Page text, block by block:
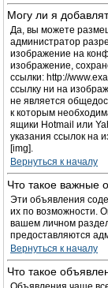
Могу ли я
Да, вы можете
администратор
изображение на
изображение,
ссылки: http://
ссылку ни на
не является
к которым
ящики Hotmail или
указания ссылок на
[img].
Вернуться к началу
Что такое важные
Эти объявления
их по возможности.
вашем личном
предоставляются
Вернуться к началу
Что такое